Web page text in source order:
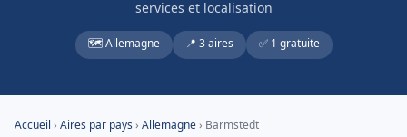
services et localisation
🗺️ Allemagne 📍 3 aires ✅ 1 gratuite
Accueil › Aires par pays› Allemagne› Barmstedt